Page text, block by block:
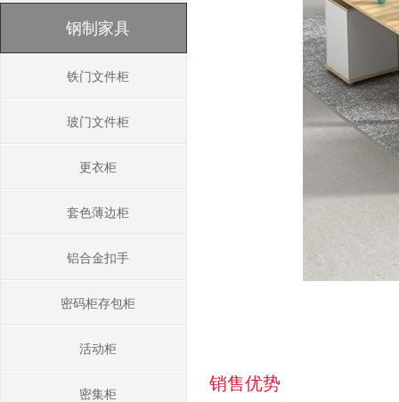
钢制家具
铁门文件柜
玻门文件柜
更衣柜
套色薄边柜
铝合金扣手
密码柜存包柜
活动柜
密集柜
销售优势